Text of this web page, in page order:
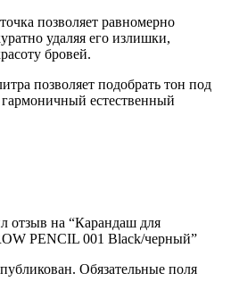
позволяет равномерно
удаляя его излишки,
бровей.
позволяет подобрать тон под
естественный
отзыв на “Карандаш для
PENCIL 001 Black/черный”
Обязательные поля